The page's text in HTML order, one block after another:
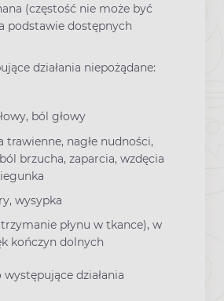
(częstość nie może być
podstawie dostępnych
działania niepożądane:
ból głowy
trawienne, nagłe nudności,
brzucha, zaparcia, wzdęcia
wysypka
płynu w tkance), w
kończyn dolnych
działania